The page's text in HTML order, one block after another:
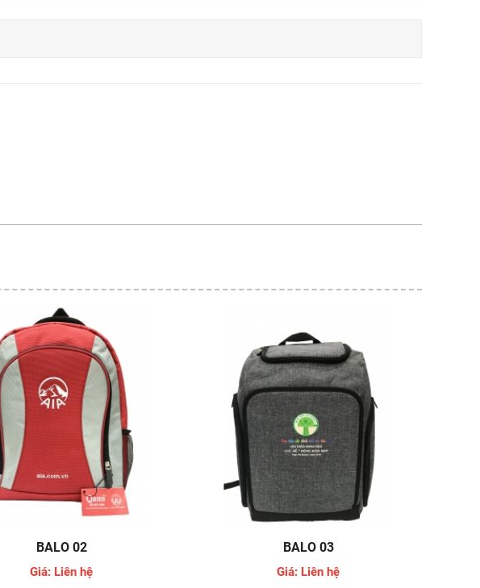
BALO 02
Giá: Liên hệ
BALO 03
Giá: Liên hệ